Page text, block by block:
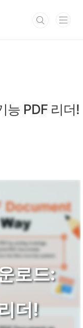
능 PDF 리더!
로드:
더!